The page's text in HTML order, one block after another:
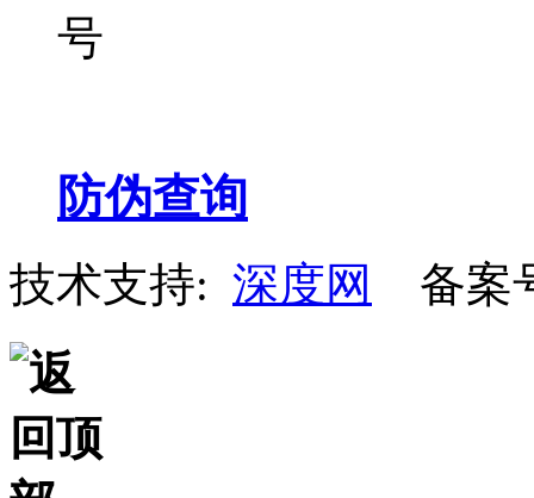
号
防伪查询
技术支持: 深度网 备案